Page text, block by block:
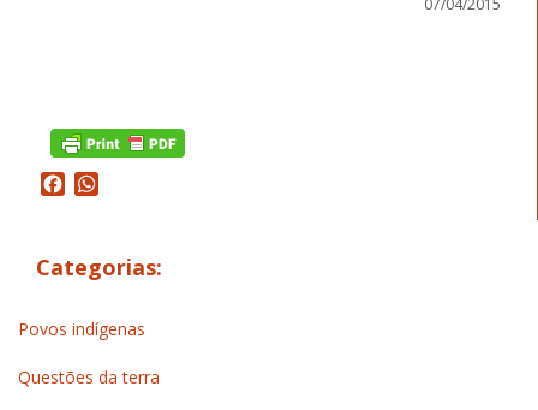
Facebook
Categorias:
Povos indígenas
Questões da terra